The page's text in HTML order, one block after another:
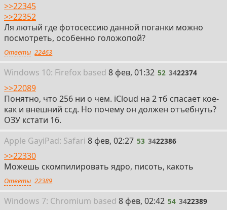
>>22345
>>22352
Ля лютый где фотосессию данной поганки можно
посмотреть, особенно голожопой?
Ответы 22463
Windows 10: Firefox based 52
8 фев, 01:32 52 3422374
>>22089
Понятно, что 256 ни о чем. iCloud на 2 тб спасает кое-
как и внешний ссд. Но почему он должен отъебнуть?
ОЗУ кстати 16.
Apple GayiPad: Safari 53
8 фев, 02:27 53 3422386
>>22330
Можешь скомпилировать ядро, писоть, какоть
Ответы 22389
Windows 7: Chromium based 54
8 фев, 02:42 54 3422389